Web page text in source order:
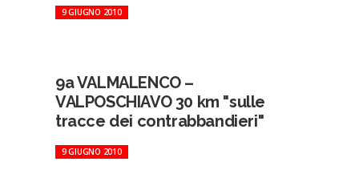
9 GIUGNO 2010
9a VALMALENCO –
VALPOSCHIAVO 30 km "sulle
tracce dei contrabbandieri"
9 GIUGNO 2010